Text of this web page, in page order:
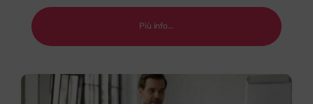
Più info…